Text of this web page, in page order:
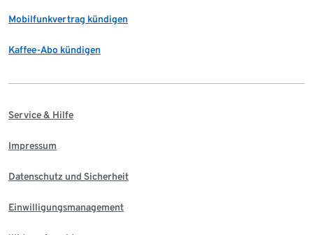
Mobilfunkvertrag kündigen
Kaffee-Abo kündigen
Service & Hilfe
Impressum
Datenschutz und Sicherheit
Einwilligungsmanagement